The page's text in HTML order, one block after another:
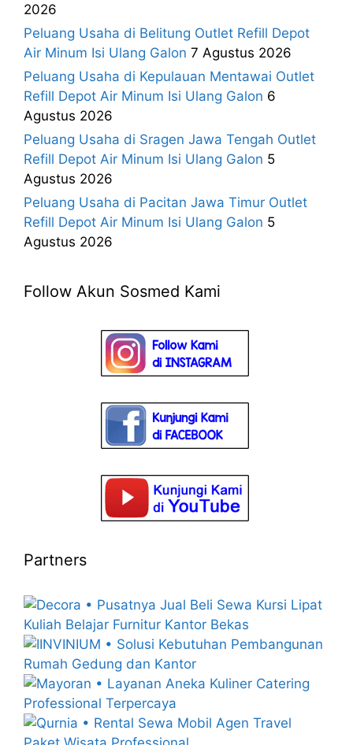
2026
Peluang Usaha di Belitung Outlet Refill Depot
Air Minum Isi Ulang Galon 7 Agustus 2026
Peluang Usaha di Kepulauan Mentawai Outlet
Refill Depot Air Minum Isi Ulang Galon 6
Agustus 2026
Peluang Usaha di Sragen Jawa Tengah Outlet
Refill Depot Air Minum Isi Ulang Galon 5
Agustus 2026
Peluang Usaha di Pacitan Jawa Timur Outlet
Refill Depot Air Minum Isi Ulang Galon 5
Agustus 2026
Follow Akun Sosmed Kami
Partners